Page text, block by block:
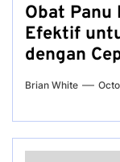
Obat Panu
Efektif
dengan
Brian White